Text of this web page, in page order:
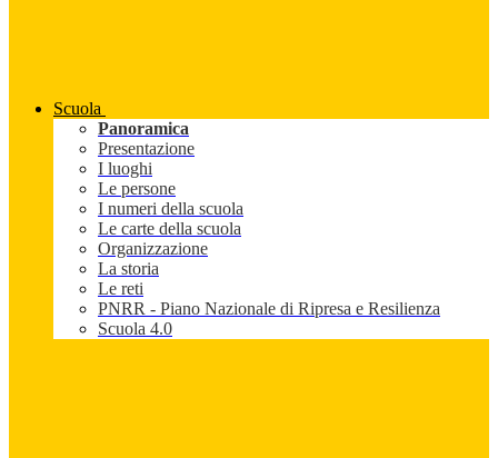
Scuola
Panoramica
Presentazione
I luoghi
Le persone
I numeri della scuola
Le carte della scuola
Organizzazione
La storia
Le reti
PNRR - Piano Nazionale di Ripresa e Resilienza
Scuola 4.0